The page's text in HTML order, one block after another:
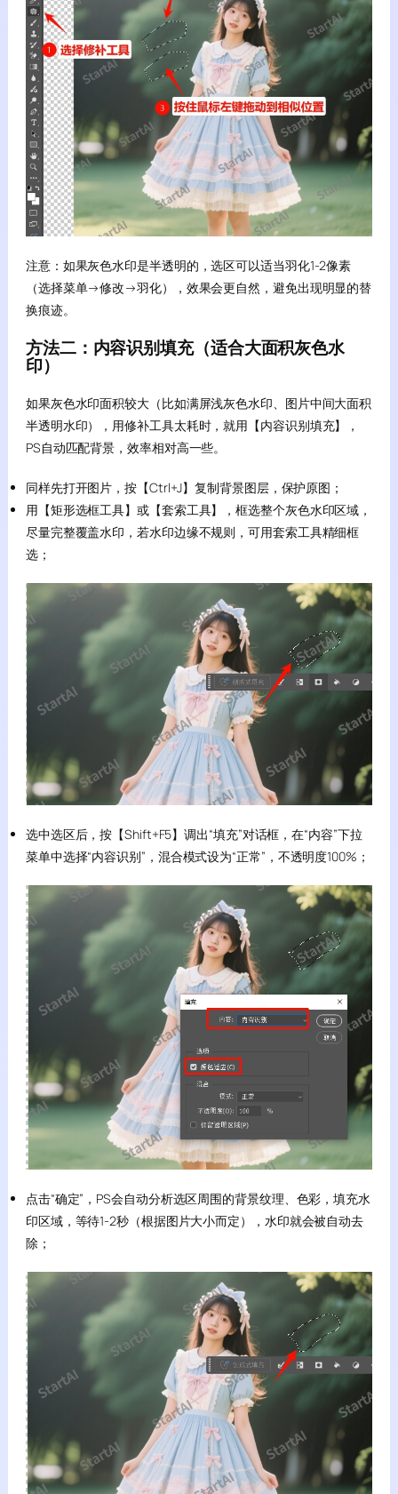
注意：如果灰色水印是半透明的，选区可以适当羽化1-2像素
（选择菜单→修改→羽化），效果会更自然，避免出现明显的替
换痕迹。
方法二：内容识别填充（适合大面积灰色水
印）
如果灰色水印面积较大（比如满屏浅灰色水印、图片中间大面积
半透明水印），用修补工具太耗时，就用【内容识别填充】，
PS自动匹配背景，效率相对高一些。
同样先打开图片，按【Ctrl+J】复制背景图层，保护原图；
用【矩形选框工具】或【套索工具】，框选整个灰色水印区域，
尽量完整覆盖水印，若水印边缘不规则，可用套索工具精细框
选；
选中选区后，按【Shift+F5】调出“填充”对话框，在“内容”下拉
菜单中选择“内容识别”，混合模式设为“正常”，不透明度100%；
点击“确定”，PS会自动分析选区周围的背景纹理、色彩，填充水
印区域，等待1-2秒（根据图片大小而定），水印就会被自动去
除；